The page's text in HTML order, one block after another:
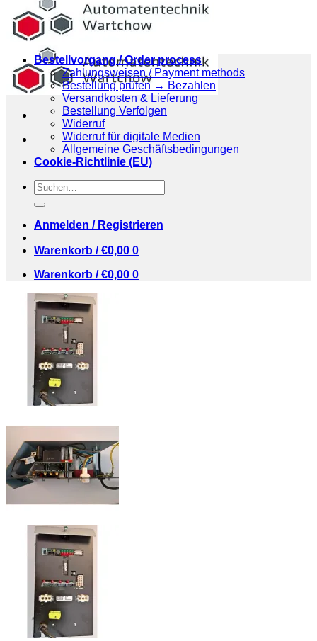
Bestellvorgang / Order process
Zahlungsweisen / Payment methods
Bestellung prüfen → Bezahlen
Versandkosten & Lieferung
Bestellung Verfolgen
Widerruf
Widerruf für digitale Medien
Allgemeine Geschäftsbedingungen
Cookie-Richtlinie (EU)
Suchen
nach:
Anmelden / Registrieren
Warenkorb /€0,00 0
Warenkorb /€0,00 0